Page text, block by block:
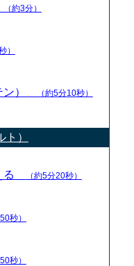
（約3分）
）
ン） （約5分10秒）
）
る （約5分20秒）
秒）
秒）